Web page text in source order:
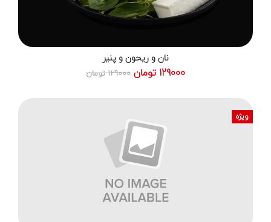
نان و ریحون و پنیر
129000 تومان 129000 تومان
ویژه